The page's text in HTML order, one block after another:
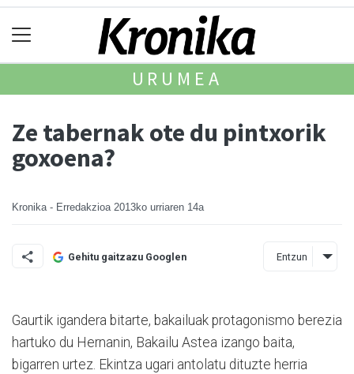
URUMEA
Ze tabernak ote du pintxorik
goxoena?
Kronika - Erredakzioa 2013ko urriaren 14a
Gehitu gaitzazu Googlen Entzun
Gaurtik igandera bitarte, bakailuak protagonismo berezia
hartuko du Hernanin, Bakailu Astea izango baita,
bigarren urtez. Ekintza ugari antolatu dituzte herria